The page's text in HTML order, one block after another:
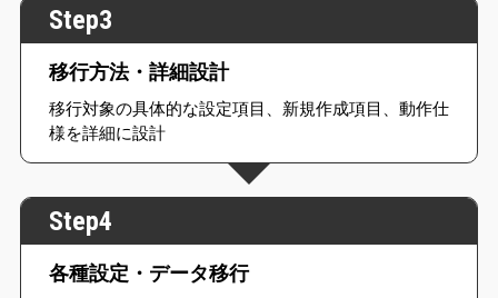
Step3
移行方法・詳細設計
移行対象の具体的な設定項目、新規作成項目、動作仕
様を詳細に設計
Step4
各種設定・データ移行